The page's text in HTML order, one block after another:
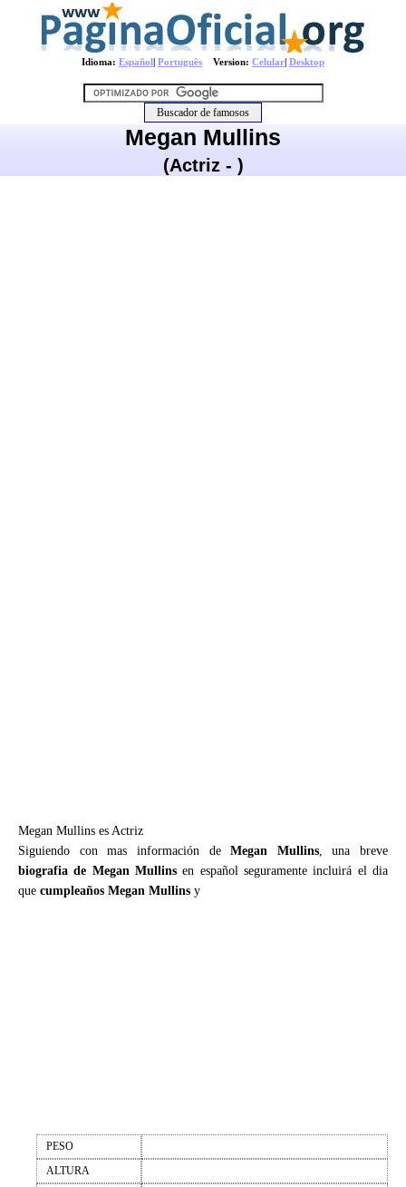
Idioma: Español| Português Version: Celular| Desktop
Megan Mullins
(Actriz - )
Megan Mullins es Actriz
Siguiendo con mas información deMegan Mullins, una breve
biografia de Megan Mullins en español seguramente incluirá el dia
que cumpleaños Megan Mullins y
PESO
ALTURA